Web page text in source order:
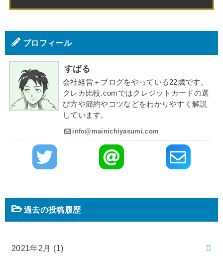
プロフィール
すばる
会社経営＋ブログをやっている22歳です。
クレカ比較.comではクレジットカードの選
び方や節約やコツなどをわかりやすく解説
しています。
info@mainichiyasumi.com
過去の投稿履歴
2021年2月 (1)